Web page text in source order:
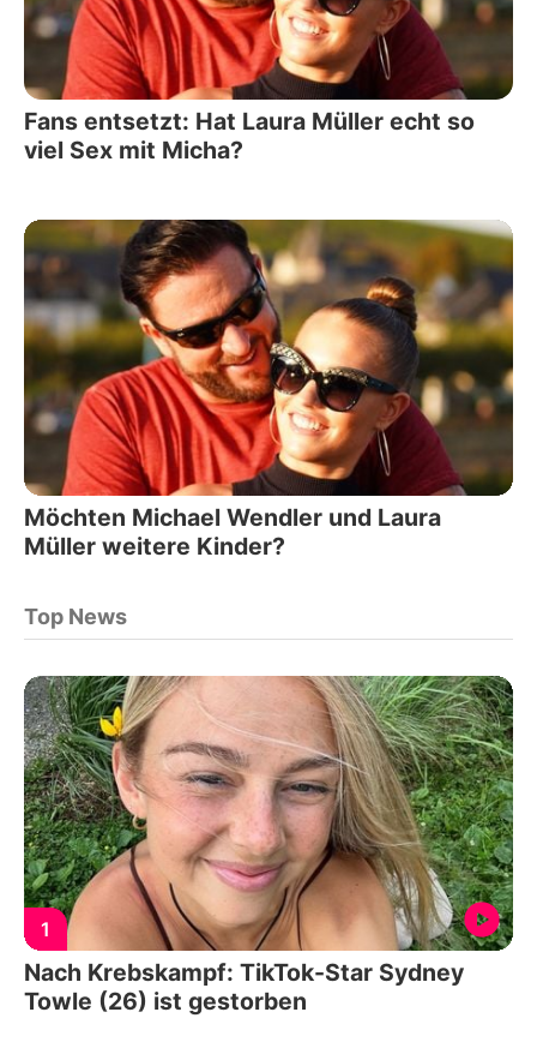
Fans entsetzt: Hat Laura Müller echt so
viel Sex mit Micha?
Möchten Michael Wendler und Laura
Müller weitere Kinder?
Top News
1
Nach Krebskampf: TikTok-Star Sydney
Towle (26) ist gestorben